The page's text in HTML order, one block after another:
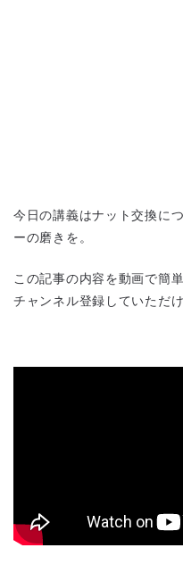
今日の講義はナット交換に
ーの磨きを。
この記事の内容を動画で簡
チャンネル登録していただ